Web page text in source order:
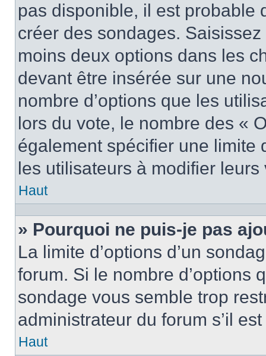
pas disponible, il est probable
créer des sondages.
moins deux options dans les
devant être insérée sur une
nombre d’options que les
lors du vote, le nombre des «
également spécifier une limite
les utilisateurs à modifier leurs
Haut
» Pourquoi ne puis-je pas
La limite d’options d’un
forum. Si le nombre d’options
sondage vous semble trop
administrateur du forum s’il
Haut